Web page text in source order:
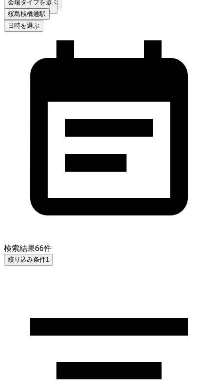
会場タイプを選ぶ
桜島桟橋通駅
日時を選ぶ
検索結果66件
絞り込み条件1